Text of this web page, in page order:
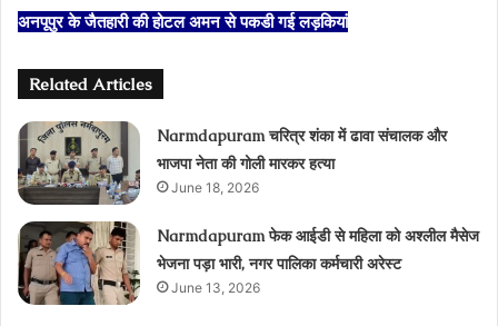
अनपूपुर के जैतहारी की होटल अमन से पकडी गई लड़कियां
Related Articles
Narmdapuram चरित्र शंका में ढावा संचालक और
भाजपा नेता की गोली मारकर हत्या
June 18, 2026
Narmdapuram फेक आईडी से महिला को अश्लील मैसेज
भेजना पड़ा भारी, नगर पालिका कर्मचारी अरेस्ट
June 13, 2026